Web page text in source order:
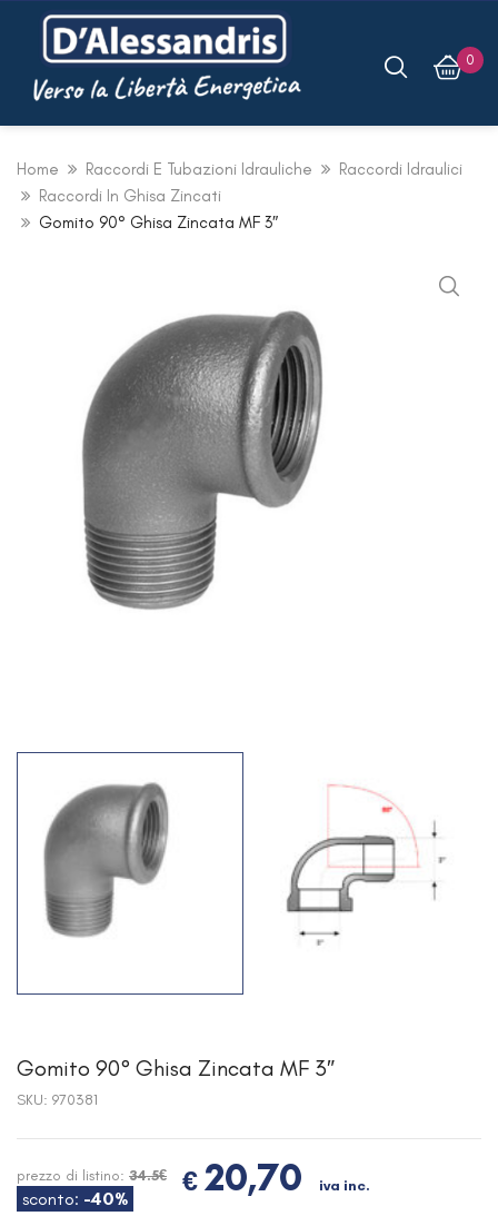
0
Home Raccordi E Tubazioni Idrauliche
Raccordi Idraulici
Raccordi In Ghisa Zincati
Gomito 90° Ghisa Zincata MF 3″
Gomito 90° Ghisa Zincata MF 3″
SKU: 970381
prezzo di listino: 34.5€
sconto: -40%
€ 20,70 iva inc.